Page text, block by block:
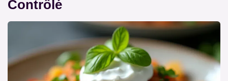
Contrôlé